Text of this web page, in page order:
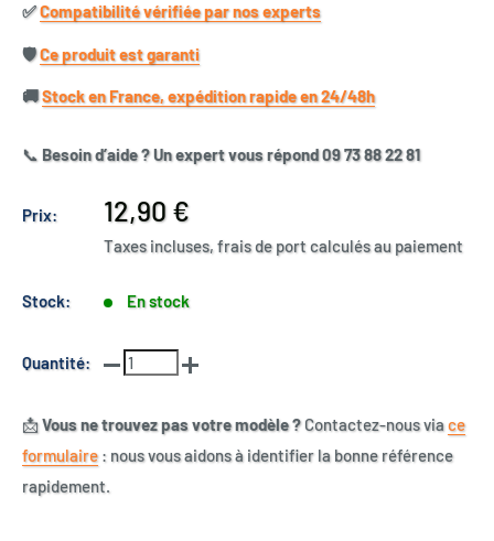
✅​Compatibilité vérifiée par nos experts
🛡️​Ce produit est garanti
🚚​Stock en France, expédition rapide en 24/48h
📞 Besoin d’aide ? Un expert vous répond 09 73 88 22 81
Prix:
Prix
réduit
12,90 €
Taxes incluses, frais de port calculés au paiement
Stock: En stock
Quantité:
📩Vous ne trouvez pas votre modèle ?Contactez-nous viace
formulaire : nous vous aidons à identifier la bonne référence
rapidement.